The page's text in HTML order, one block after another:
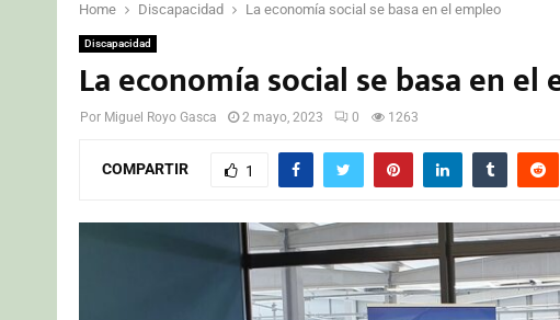
Home Discapacidad La economía social se basa en el empleo
Discapacidad
La economía social se basa en el
Por Miguel Royo Gasca 2 mayo, 2023 0 1263
COMPARTIR 1